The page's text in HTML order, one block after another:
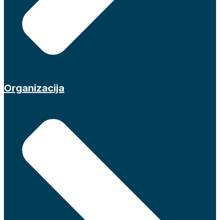
Organizacija